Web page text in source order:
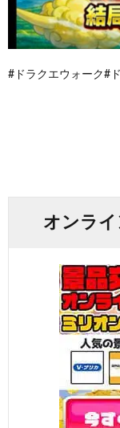
#ドラクエウォーク#
オンラ